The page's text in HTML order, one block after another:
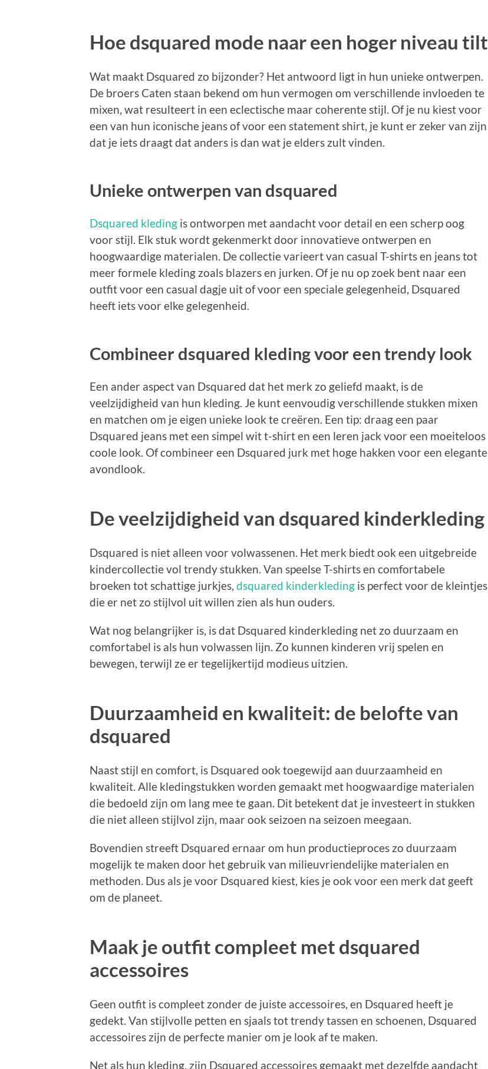
Hoe dsquared mode naar een hoger niveau tilt
Wat maakt Dsquared zo bijzonder? Het antwoord ligt in hun unieke ontwerpen.
De broers Caten staan bekend om hun vermogen om verschillende invloeden te
mixen, wat resulteert in een eclectische maar coherente stijl. Of je nu kiest voor
een van hun iconische jeans of voor een statement shirt, je kunt er zeker van zijn
dat je iets draagt dat anders is dan wat je elders zult vinden.
Unieke ontwerpen van dsquared
Dsquared kleding is ontworpen met aandacht voor detail en een scherp oog
voor stijl. Elk stuk wordt gekenmerkt door innovatieve ontwerpen en
hoogwaardige materialen. De collectie varieert van casual T-shirts en jeans tot
meer formele kleding zoals blazers en jurken. Of je nu op zoek bent naar een
outfit voor een casual dagje uit of voor een speciale gelegenheid, Dsquared
heeft iets voor elke gelegenheid.
Combineer dsquared kleding voor een trendy look
Een ander aspect van Dsquared dat het merk zo geliefd maakt, is de
veelzijdigheid van hun kleding. Je kunt eenvoudig verschillende stukken mixen
en matchen om je eigen unieke look te creëren. Een tip: draag een paar
Dsquared jeans met een simpel wit t-shirt en een leren jack voor een moeiteloos
coole look. Of combineer een Dsquared jurk met hoge hakken voor een elegante
avondlook.
De veelzijdigheid van dsquared kinderkleding
Dsquared is niet alleen voor volwassenen. Het merk biedt ook een uitgebreide
kindercollectie vol trendy stukken. Van speelse T-shirts en comfortabele
broeken tot schattige jurkjes, dsquared kinderkleding is perfect voor de kleintjes
die er net zo stijlvol uit willen zien als hun ouders.
Wat nog belangrijker is, is dat Dsquared kinderkleding net zo duurzaam en
comfortabel is als hun volwassen lijn. Zo kunnen kinderen vrij spelen en
bewegen, terwijl ze er tegelijkertijd modieus uitzien.
Duurzaamheid en kwaliteit: de belofte van
dsquared
Naast stijl en comfort, is Dsquared ook toegewijd aan duurzaamheid en
kwaliteit. Alle kledingstukken worden gemaakt met hoogwaardige materialen
die bedoeld zijn om lang mee te gaan. Dit betekent dat je investeert in stukken
die niet alleen stijlvol zijn, maar ook seizoen na seizoen meegaan.
Bovendien streeft Dsquared ernaar om hun productieproces zo duurzaam
mogelijk te maken door het gebruik van milieuvriendelijke materialen en
methoden. Dus als je voor Dsquared kiest, kies je ook voor een merk dat geeft
om de planeet.
Maak je outfit compleet met dsquared
accessoires
Geen outfit is compleet zonder de juiste accessoires, en Dsquared heeft je
gedekt. Van stijlvolle petten en sjaals tot trendy tassen en schoenen, Dsquared
accessoires zijn de perfecte manier om je look af te maken.
Net als hun kleding, zijn Dsquared accessoires gemaakt met dezelfde aandacht